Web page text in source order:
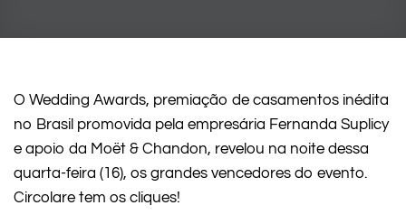
O Wedding Awards, premiação de casamentos inédita
no Brasil promovida pela empresária Fernanda Suplicy
e apoio da Moët & Chandon, revelou na noite dessa
quarta-feira (16), os grandes vencedores do evento.
Circolare tem os cliques!